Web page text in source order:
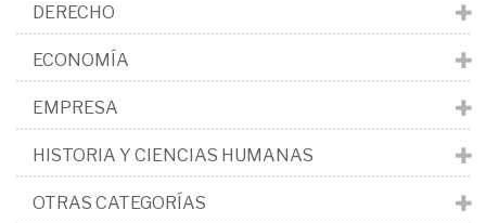
DERECHO
ECONOMÍA
EMPRESA
HISTORIA Y CIENCIAS HUMANAS
OTRAS CATEGORÍAS